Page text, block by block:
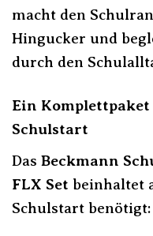
macht den
Hingucker und
durch den
Ein
Schulstart
Das Beckmann
FLX Set beinhaltet
Schulstart benötigt: